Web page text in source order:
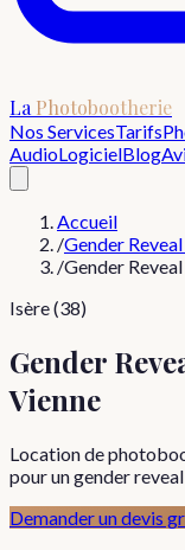
La Photobootherie
Nos ServicesTarifs
AudioLogicielBlog
Accueil
/Gender
/Gender
Isère (38)
Gender
Vienne
Location de
pour un gender
Demander un devis